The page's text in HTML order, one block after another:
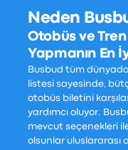
Neden
Otobüs ve
Yapmanın En
Busbud tüm
listesi sayesinde,
otobüs biletini
yardımcı oluyor.
mevcut seçenekleri
olsunlar uluslararası